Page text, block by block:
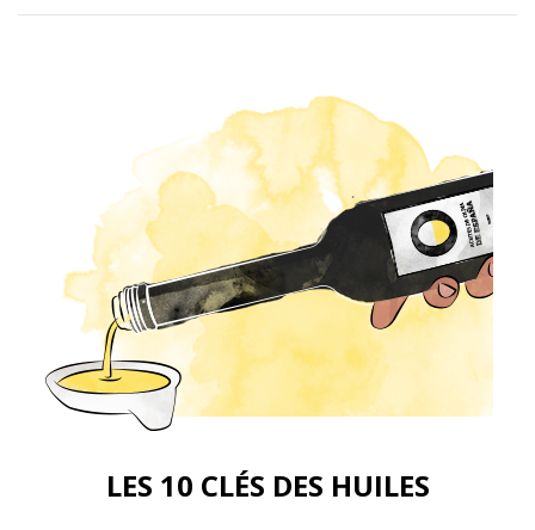
LES 10 CLÉS DES HUILES